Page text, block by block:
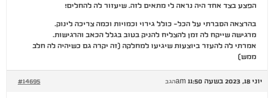
הפצע בצד אחד היה נראה לי מתאים לזה. שיעזור לה להחלים!
בהרצאה הסברתי על הכל- כולל גירוי וכמויות וכמה צריכה לינוק.
מרגישה שייקח לה זמן להצליח להניק בטוב בגלל הכאב והרגישות.
אמרתי לה להעזר ביוצעות שיגיעו למחלקה (זה יקרה גם כשיהיה לה חלב
ממש)
יוני 18, 2023 בשעה 11:50 am #14695 הגב